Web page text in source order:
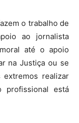
o trabalho de
ao jornalista
até o apoio
na Justiça ou se
realizar
profissional está